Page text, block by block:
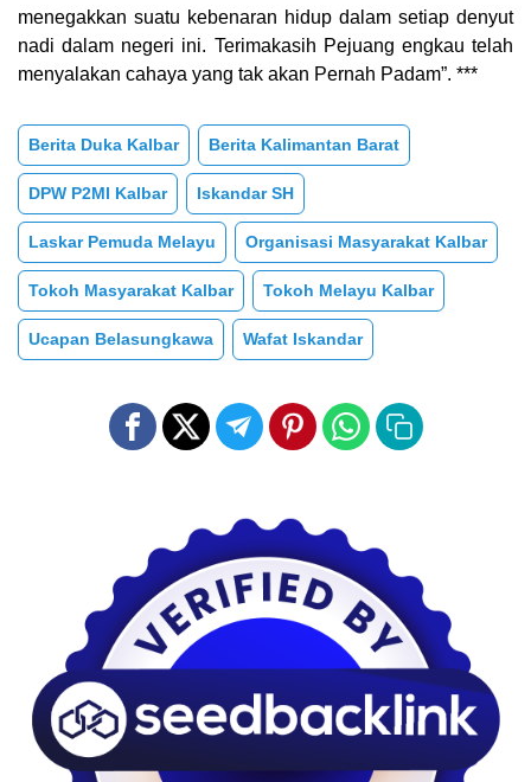
menegakkan suatu kebenaran hidup dalam setiap denyut
nadi dalam negeri ini. Terimakasih Pejuang engkau telah
menyalakan cahaya yang tak akan Pernah Padam”. ***
Berita Duka Kalbar Berita Kalimantan Barat
DPW P2MI Kalbar Iskandar SH
Laskar Pemuda Melayu Organisasi Masyarakat Kalbar
Tokoh Masyarakat Kalbar Tokoh Melayu Kalbar
Ucapan Belasungkawa Wafat Iskandar